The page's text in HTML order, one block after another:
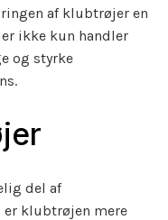
af klubtrøjer en
ikke kun handler
og styrke
del af
er klubtrøjen mere